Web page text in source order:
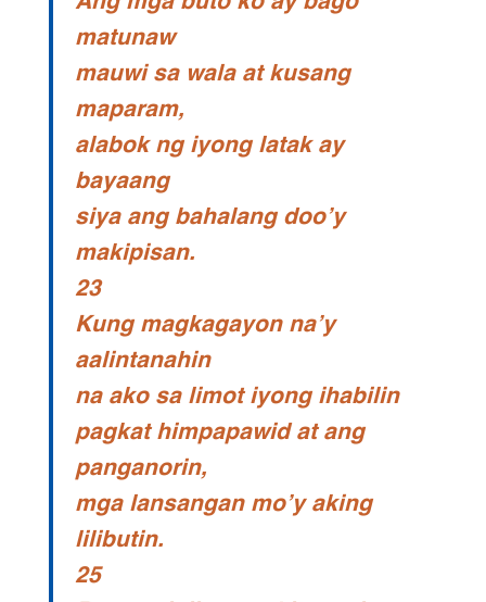
matunaw
mauwi sa wala at kusang
maparam,
alabok ng iyong latak ay
bayaang
siya ang bahalang doo’y
makipisan.
23
Kung magkagayon na’y
aalintanahin
na ako sa limot iyong ihabilin
pagkat himpapawid at ang
panganorin,
mga lansangan mo’y aking
lilibutin.
25